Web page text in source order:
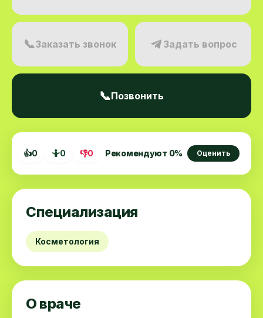
👍0 🤷0 👎0 Рекомендуют 0% Оценить
Специализация
Косметология
О враче
📞Заказать звонок Задать вопрос
📞Позвонить